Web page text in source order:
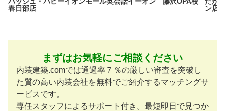
春日部店
ン店
まずはお気軽にご相談ください
内装建築.comでは通過率７％の厳しい審査を突破し
た質の高い内装会社を無料でご紹介するマッチングサ
ービスです。
専任スタッフによるサポート付き。最短即日で見つか